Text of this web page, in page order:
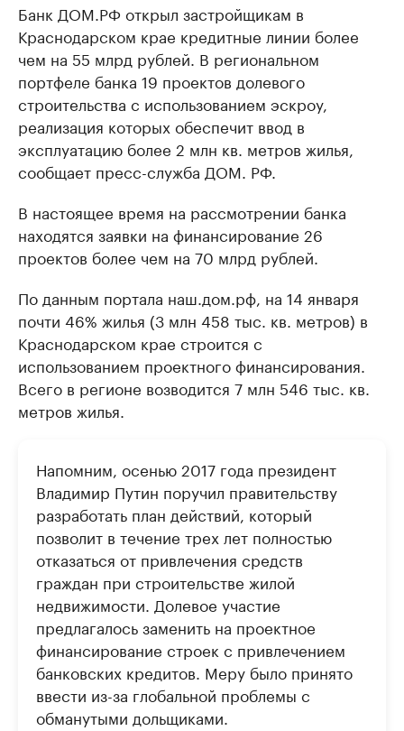
Банк ДОМ.РФ открыл застройщикам в
Краснодарском крае кредитные линии более
чем на 55 млрд рублей. В региональном
портфеле банка 19 проектов долевого
строительства с использованием эскроу,
реализация которых обеспечит ввод в
эксплуатацию более 2 млн кв. метров жилья,
сообщает пресс-служба ДОМ. РФ.
В настоящее время на рассмотрении банка
находятся заявки на финансирование 26
проектов более чем на 70 млрд рублей.
По данным портала наш.дом.рф, на 14 января
почти 46% жилья (3 млн 458 тыс. кв. метров) в
Краснодарском крае строится с
использованием проектного финансирования.
Всего в регионе возводится 7 млн 546 тыс. кв.
метров жилья.
Напомним, осенью 2017 года президент
Владимир Путин поручил правительству
разработать план действий, который
позволит в течение трех лет полностью
отказаться от привлечения средств
граждан при строительстве жилой
недвижимости. Долевое участие
предлагалось заменить на проектное
финансирование строек с привлечением
банковских кредитов. Меру было принято
ввести из-за глобальной проблемы с
обманутыми дольщиками.